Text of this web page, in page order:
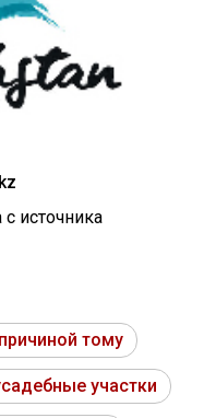
источника
причиной тому
участки